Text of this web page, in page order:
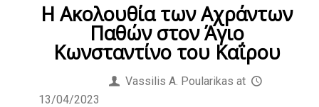
Η Ακολουθία των Αχράντων
Παθών στον Άγιο
Κωνσταντίνο του Καΐρου
Vassilis Α. Poularikas at
13/04/2023